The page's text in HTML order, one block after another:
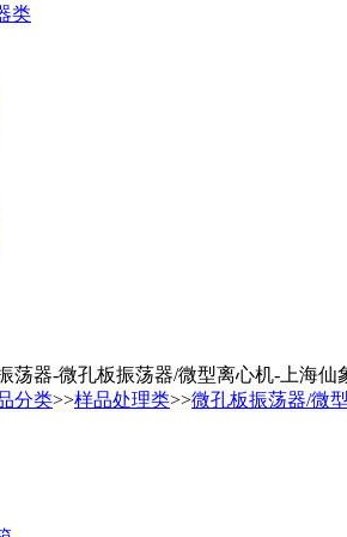
类
分类>>样品处理类>>微孔板振荡器/微